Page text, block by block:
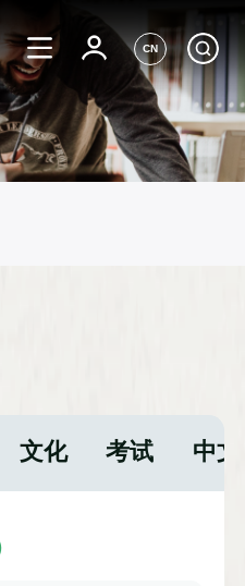
CN
文化 考试 中